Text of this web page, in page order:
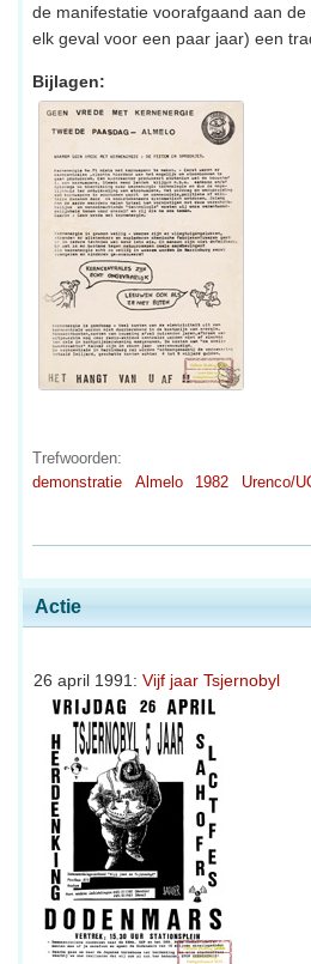
Actie
26 april 1991: Vijf jaar Tsjernobyl
de manifestatie voorafgaand aan
elk geval voor een paar jaar) een
Bijlagen:
Trefwoorden:
demonstratie
Almelo 1982 Urenco/